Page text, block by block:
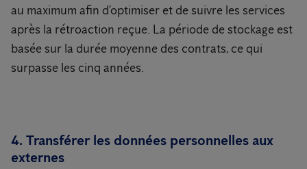
au maximum afin d’optimiser et de suivre les services
après la rétroaction reçue. La période de stockage est
basée sur la durée moyenne des contrats, ce qui
surpasse les cinq années.
4. Transférer les données personnelles aux
externes